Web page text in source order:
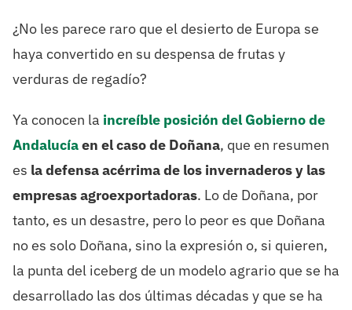
¿No les parece raro que el desierto de Europa se
haya convertido en su despensa de frutas y
verduras de regadío?
Ya conocen la increíble posición del Gobierno de
Andalucíaen el caso de Doñana, que en resumen
es la defensa acérrima de los invernaderos y las
empresas agroexportadoras. Lo de Doñana, por
tanto, es un desastre, pero lo peor es que Doñana
no es solo Doñana, sino la expresión o, si quieren,
la punta del iceberg de un modelo agrario que se ha
desarrollado las dos últimas décadas y que se ha